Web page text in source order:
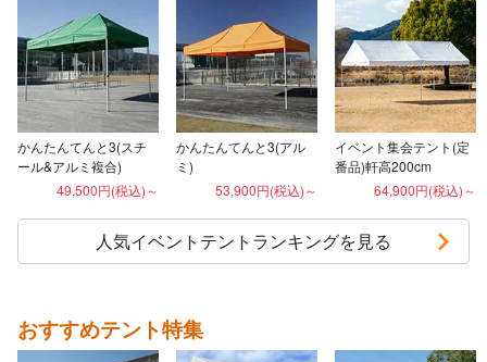
かんたんてんと3(スチ
ール&アルミ複合)
49,500円(税込)～
かんたんてんと3(アル
ミ)
53,900円(税込)～
イベント集会テント(定
番品)軒高200cm
64,900円(税込)～
人気イベントテントランキングを見る
おすすめテント特集